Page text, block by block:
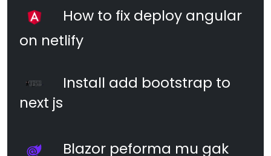
How to fix deploy angular
on netlify
Install add bootstrap to
next js
Blazor peforma mu gak